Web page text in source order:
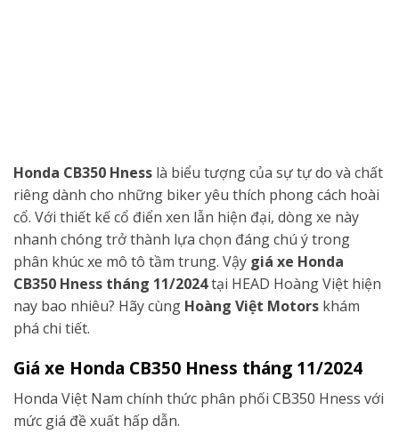
Honda CB350 Hness là biểu tượng của sự tự do và chất
riêng dành cho những biker yêu thích phong cách hoài
cổ. Với thiết kế cổ điển xen lẫn hiện đại, dòng xe này
nhanh chóng trở thành lựa chọn đáng chú ý trong
phân khúc xe mô tô tầm trung. Vậy giá xe Honda
CB350 Hness tháng 11/2024tại HEAD Hoàng Việt hiện
nay bao nhiêu? Hãy cùng Hoàng Việt Motors khám
phá chi tiết.
Giá xe Honda CB350 Hness tháng 11/2024
Honda Việt Nam chính thức phân phối CB350 Hness với
mức giá đề xuất hấp dẫn.